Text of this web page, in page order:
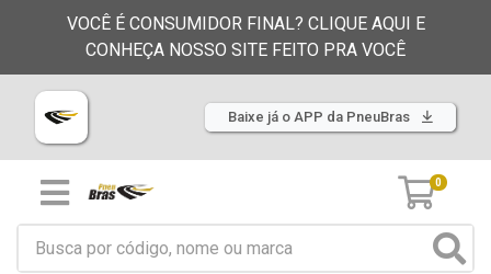
VOCÊ É CONSUMIDOR FINAL? CLIQUE AQUI E
CONHEÇA NOSSO SITE FEITO PRA VOCÊ
Baixe já o APP da PneuBras
0